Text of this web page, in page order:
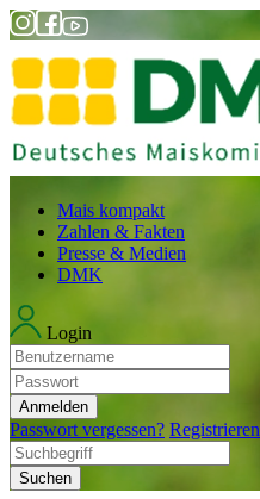
Mais kompakt
Zahlen & Fakten
Presse & Medien
DMK
Login
Anmelden
Passwort vergessen? Registrieren
Suchen